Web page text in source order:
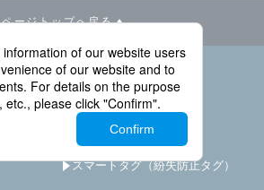
ページトップへ戻る
ハードディスク
SSD
ブルーレイDVDドライブ
スマートタグ（紛失防止タグ）